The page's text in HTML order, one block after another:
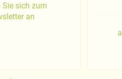
Sie sich zum
an